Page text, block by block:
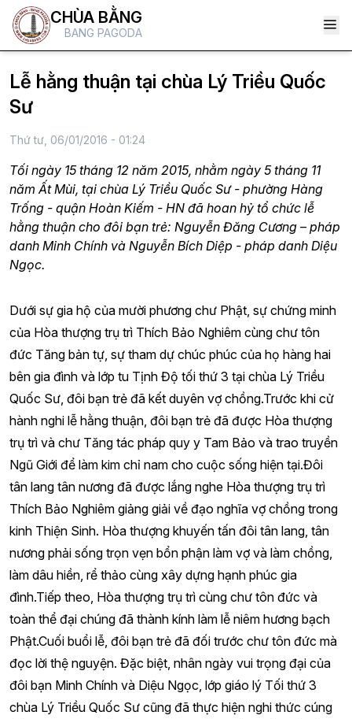
CHÙA BẰNG
BANG PAGODA
Lễ hằng thuận tại chùa Lý Triều Quốc
Sư
Thứ tư, 06/01/2016 - 01:24
Tối ngày 15 tháng 12 năm 2015, nhằm ngày 5 tháng 11
năm Ất Mùi, tại chùa Lý Triều Quốc Sư - phường Hàng
Trống - quận Hoàn Kiếm - HN đã hoan hỷ tổ chức lễ
hằng thuận cho đôi bạn trẻ: Nguyễn Đăng Cương – pháp
danh Minh Chính và Nguyễn Bích Diệp - pháp danh Diệu
Ngọc.
Dưới sự gia hộ của mười phương chư Phật, sự chứng minh
của Hòa thượng trụ trì Thích Bảo Nghiêm cùng chư tôn
đức Tăng bản tự, sự tham dự chúc phúc của họ hàng hai
bên gia đình và lớp tu Tịnh Độ tối thứ 3 tại chùa Lý Triều
Quốc Sư, đôi bạn trẻ đã kết duyên vợ chồng.Trước khi cử
hành nghi lễ hằng thuận, đôi bạn trẻ đã được Hòa thượng
trụ trì và chư Tăng tác pháp quy y Tam Bảo và trao truyền
Ngũ Giới để làm kim chỉ nam cho cuộc sống hiện tại.Đôi
tân lang tân nương đã được lắng nghe Hòa thượng trụ trì
Thích Bảo Nghiêm giảng giải về đạo nghĩa vợ chồng trong
kinh Thiện Sinh. Hòa thượng khuyến tấn đôi tân lang, tân
nương phải sống trọn vẹn bổn phận làm vợ và làm chồng,
làm dâu hiền, rể thảo cùng xây dựng hạnh phúc gia
đình.Tiếp theo, Hòa thượng trụ trì cùng chư tôn đức và
toàn thể đại chúng đã thành kính làm lễ niêm hương bạch
Phật.Cuối buổi lễ, đôi bạn trẻ đã đối trước chư tôn đức mà
đọc lời thệ nguyện. Đặc biệt, nhân ngày vui trọng đại của
đôi bạn Minh Chính và Diệu Ngọc, lớp giáo lý Tối thứ 3
chùa Lý Triều Quốc Sư cũng đã thực hiện nghi thức cúng